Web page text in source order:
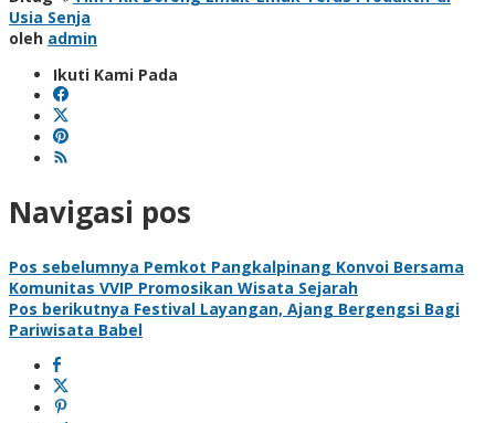
Usia Senja
oleh admin
Ikuti Kami Pada
Navigasi pos
Pos sebelumnya Pemkot Pangkalpinang Konvoi Bersama
Komunitas VVIP Promosikan Wisata Sejarah
Pos berikutnya Festival Layangan, Ajang Bergengsi Bagi
Pariwisata Babel